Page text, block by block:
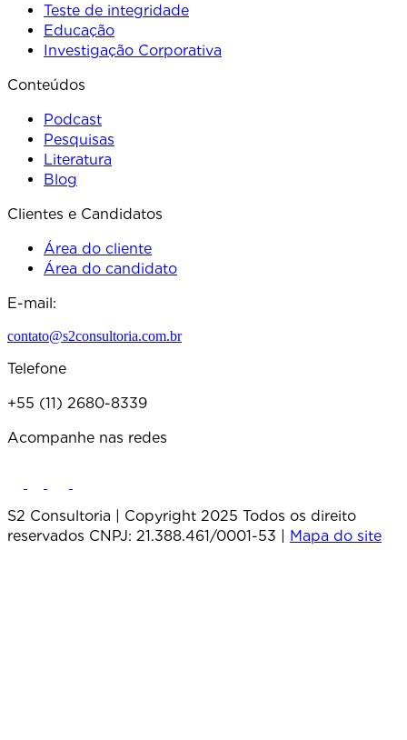
Teste de integridade
Educação
Investigação Corporativa
Conteúdos
Podcast
Pesquisas
Literatura
Blog
Clientes e Candidatos
Área do cliente
Área do candidato
E-mail:
contato@s2consultoria.com.br
Telefone
+55 (11) 2680-8339
Acompanhe nas redes
S2 Consultoria | Copyright 2025 Todos os direito
reservados CNPJ: 21.388.461/0001-53 |
Mapa do site